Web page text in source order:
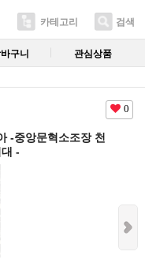
카테고리 검색
구니 관심상품
0
-중앙문혁소조장 천
-